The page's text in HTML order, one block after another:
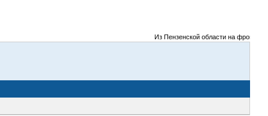
Из Пензенской области на фронты